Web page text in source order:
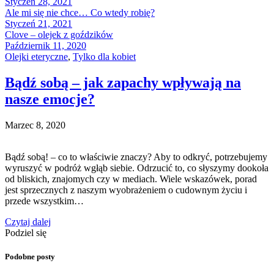
Ale mi się nie chce… Co wtedy robię?
Styczeń 21, 2021
Clove – olejek z goździków
Październik 11, 2020
Olejki eteryczne, Tylko dla kobiet
Bądź sobą – jak zapachy wpływają na
nasze emocje?
Marzec 8, 2020
Bądź sobą! – co to właściwie znaczy? Aby to odkryć, potrzebujemy
wyruszyć w podróż wgłąb siebie. Odrzucić to, co słyszymy dookoła
od bliskich, znajomych czy w mediach. Wiele wskazówek, porad
jest sprzecznych z naszym wyobrażeniem o cudownym życiu i
przede wszystkim…
Czytaj dalej
Podziel się
Podobne posty